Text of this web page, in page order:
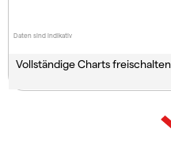
Daten sind indikativ
Vollständige Charts